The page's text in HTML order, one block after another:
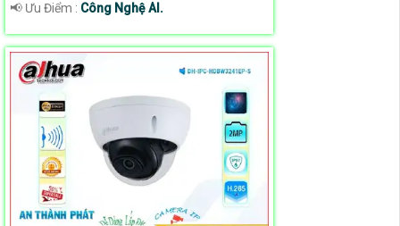
️📢 Ưu Điểm : Công Nghệ AI.